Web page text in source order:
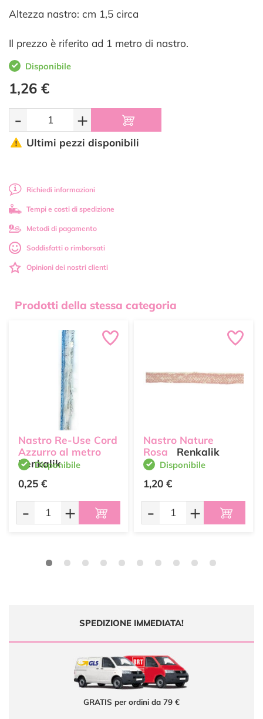
Altezza nastro: cm 1,5 circa
Il prezzo è riferito ad 1 metro di nastro.
Disponibile
1,26 €
- +
Ultimi pezzi disponibili
Richiedi informazioni
Tempi e costi di spedizione
Metodi di pagamento
Soddisfatti o rimborsati
Opinioni dei nostri clienti
Prodotti della stessa categoria
Nastro Re-Use Cord
Azzurro al metro
Renkalik
Disponibile
0,25 €
- +
Nastro Nature
Rosa
Renkalik
Disponibile
1,20 €
- +
SPEDIZIONE IMMEDIATA!
GRATIS per ordini da 79 €